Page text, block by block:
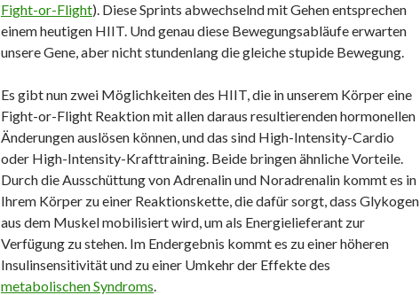
Fight-or-Flight). Diese Sprints abwechselnd mit Gehen entsprechen
einem heutigen HIIT. Und genau diese Bewegungsabläufe erwarten
unsere Gene, aber nicht stundenlang die gleiche stupide Bewegung.
Es gibt nun zwei Möglichkeiten des HIIT, die in unserem Körper eine
Fight-or-Flight Reaktion mit allen daraus resultierenden hormonellen
Änderungen auslösen können, und das sind High-Intensity-Cardio
oder High-Intensity-Krafttraining. Beide bringen ähnliche Vorteile.
Durch die Ausschüttung von Adrenalin und Noradrenalin kommt es in
Ihrem Körper zu einer Reaktionskette, die dafür sorgt, dass Glykogen
aus dem Muskel mobilisiert wird, um als Energielieferant zur
Verfügung zu stehen. Im Endergebnis kommt es zu einer höheren
Insulinsensitivität und zu einer Umkehr der Effekte des
metabolischen Syndroms.